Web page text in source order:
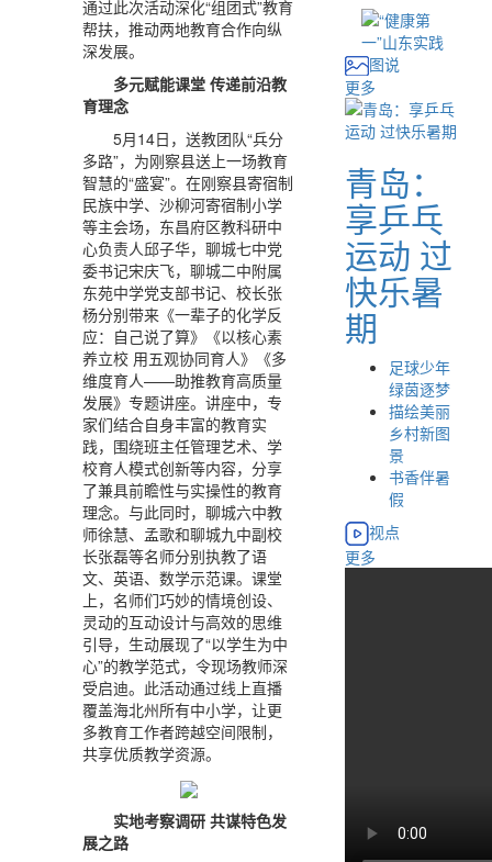
通过此次活动深化“组团式”教育
帮扶，推动两地教育合作向纵
深发展。
多元赋能课堂 传递前沿教
育理念
5月14日，送教团队“兵分
多路”，为刚察县送上一场教育
智慧的“盛宴”。在刚察县寄宿制
民族中学、沙柳河寄宿制小学
等主会场，东昌府区教科研中
心负责人邱子华，聊城七中党
委书记宋庆飞，聊城二中附属
东苑中学党支部书记、校长张
杨分别带来《一辈子的化学反
应：自己说了算》《以核心素
养立校 用五观协同育人》《多
维度育人——助推教育高质量
发展》专题讲座。讲座中，专
家们结合自身丰富的教育实
践，围绕班主任管理艺术、学
校育人模式创新等内容，分享
了兼具前瞻性与实操性的教育
理念。与此同时，聊城六中教
师徐慧、孟歌和聊城九中副校
长张磊等名师分别执教了语
文、英语、数学示范课。课堂
上，名师们巧妙的情境创设、
灵动的互动设计与高效的思维
引导，生动展现了“以学生为中
心”的教学范式，令现场教师深
受启迪。此活动通过线上直播
覆盖海北州所有中小学，让更
多教育工作者跨越空间限制，
共享优质教学资源。
实地考察调研 共谋特色发
展之路
图说
更多
青岛：
享乒乓
运动 过
快乐暑
期
足球少年
绿茵逐梦
描绘美丽
乡村新图
景
书香伴暑
假
视点
更多